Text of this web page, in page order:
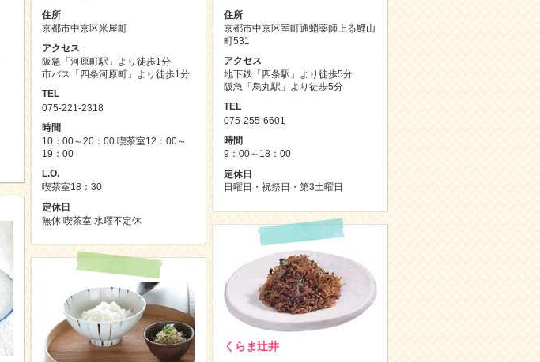
住所
京都市中京区米屋町
アクセス
阪急「河原町駅」より徒歩1分
市バス「四条河原町」より徒歩1分
TEL
075-221-2318
時間
10：00～20：00 喫茶室12：00～
19：00
L.O.
喫茶室18：30
定休日
無休 喫茶室 水曜不定休
住所
京都市中京区室町通蛸薬師上る鯉山
町531
アクセス
地下鉄「四条駅」より徒歩5分
阪急「烏丸駅」より徒歩5分
TEL
075-255-6601
時間
9：00～18：00
定休日
日曜日・祝祭日・第3土曜日
くらま辻井